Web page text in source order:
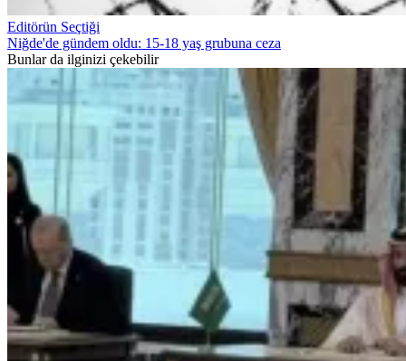
Editörün Seçtiği
Niğde'de gündem oldu: 15-18 yaş grubuna ceza
Bunlar da ilginizi çekebilir